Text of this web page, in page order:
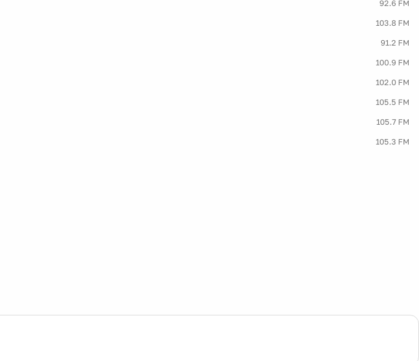
92.6 FM
103.8 FM
91.2 FM
100.9 FM
102.0 FM
105.5 FM
105.7 FM
105.3 FM